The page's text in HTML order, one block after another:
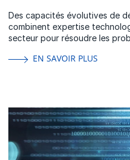
Des capacités évolutives de
combinent expertise
secteur pour résoudre les
EN SAVOIR PLUS